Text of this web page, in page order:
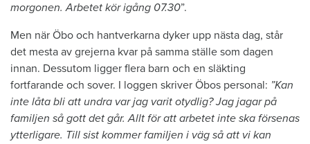
morgonen. Arbetet kör igång 07.30”.
Men när Öbo och hantverkarna dyker upp nästa dag, står
det mesta av grejerna kvar på samma ställe som dagen
innan. Dessutom ligger flera barn och en släkting
fortfarande och sover. I loggen skriver Öbos personal: ”Kan
inte låta bli att undra var jag varit otydlig? Jag jagar på
familjen så gott det går. Allt för att arbetet inte ska försenas
ytterligare. Till sist kommer familjen i väg så att vi kan